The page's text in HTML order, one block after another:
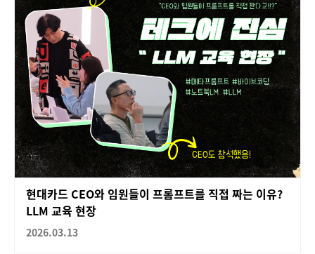
현대카드 CEO와 임원들이 프롬프트를 직접 짜는 이유?
LLM 교육 현장
2026.03.13